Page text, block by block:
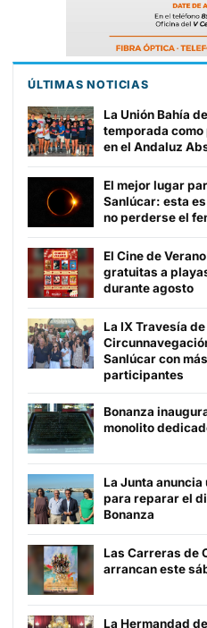
ÚLTIMAS NOTICIAS
La Unión Bahía
temporada
en el Andaluz
El mejor lugar
Sanlúcar: esta
no perderse el
El Cine de
gratuitas a
durante agosto
La IX Travesía
Sanlúcar con
participantes
Bonanza
monolito
La Junta
para reparar el
Bonanza
Las Carreras de
arrancan este
La Hermandad